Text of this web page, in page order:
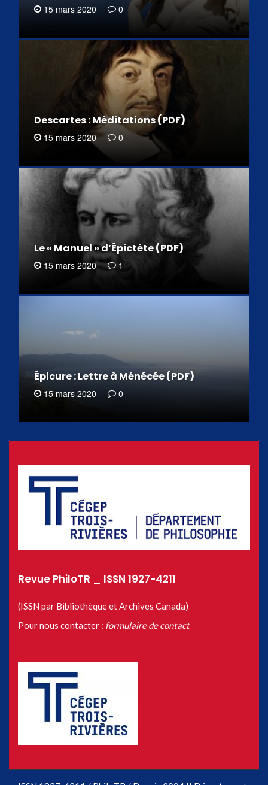
15 mars 2020 0
Descartes : Méditations (PDF)
15 mars 2020 0
Le « Manuel » d’Épictète (PDF)
15 mars 2020 1
Épicure : Lettre à Ménécée (PDF)
15 mars 2020 0
Revue PhiloTR _ ISSN 1927-4211
(ISSN par Bibliothèque et Archives Canada)
Pour nous contacter : formulaire de contact